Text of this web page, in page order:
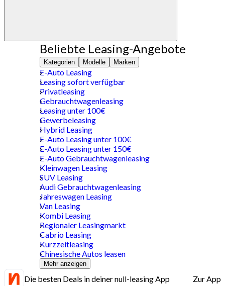
Beliebte Leasing-Angebote
Kategorien Modelle Marken
E-Auto Leasing
Leasing sofort verfügbar
Privatleasing
Gebrauchtwagenleasing
Leasing unter 100€
Gewerbeleasing
Hybrid Leasing
E-Auto Leasing unter 100€
E-Auto Leasing unter 150€
E-Auto Gebrauchtwagenleasing
Kleinwagen Leasing
SUV Leasing
Audi Gebrauchtwagenleasing
Jahreswagen Leasing
Van Leasing
Kombi Leasing
Regionaler Leasingmarkt
Cabrio Leasing
Kurzzeitleasing
Chinesische Autos leasen
Mehr anzeigen
Die besten Deals in deiner null-leasing App Zur App